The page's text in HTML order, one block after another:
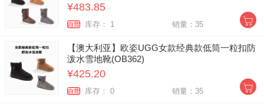
¥483.85
自营 库存： 1 销量：35
【澳大利亚】欧姿UGG女款经典款低筒一粒扣防
泼水雪地靴(OB362)
¥425.20
自营 库存： 0 销量：35